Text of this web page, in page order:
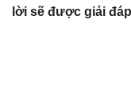
lời sẽ được giải